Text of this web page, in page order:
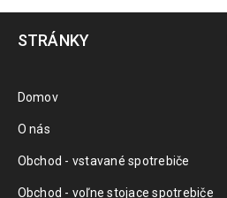
STRÁNKY
Domov
O nás
Obchod - vstavané spotrebiče
Obchod - voľne stojace spotrebiče